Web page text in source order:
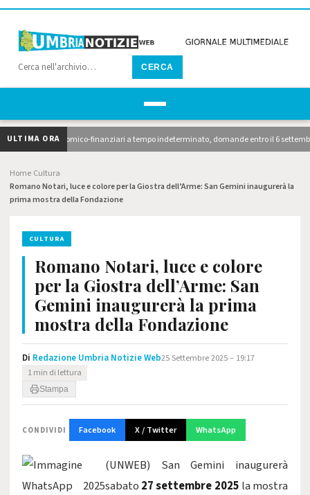
CERCA
ULTIMA ORAeconomico-finanziari a tempo indeterminato, domande entro il 6 settembre.
Home Cultura
Romano Notari, luce e colore per la Giostra dell’Arme: San Gemini inaugurerà la
prima mostra della Fondazione
CULTURA
Romano Notari, luce e colore
per la Giostra dell’Arme: San
Gemini inaugurerà la prima
mostra della Fondazione
Di Redazione Umbria Notizie Web25 Settembre 2025 – 19:17
1 min di lettura
Stampa
CONDIVIDI Facebook X / Twitter WhatsApp
(UNWEB) San Gemini inaugurerà
sabato 27 settembre 2025 la mostra